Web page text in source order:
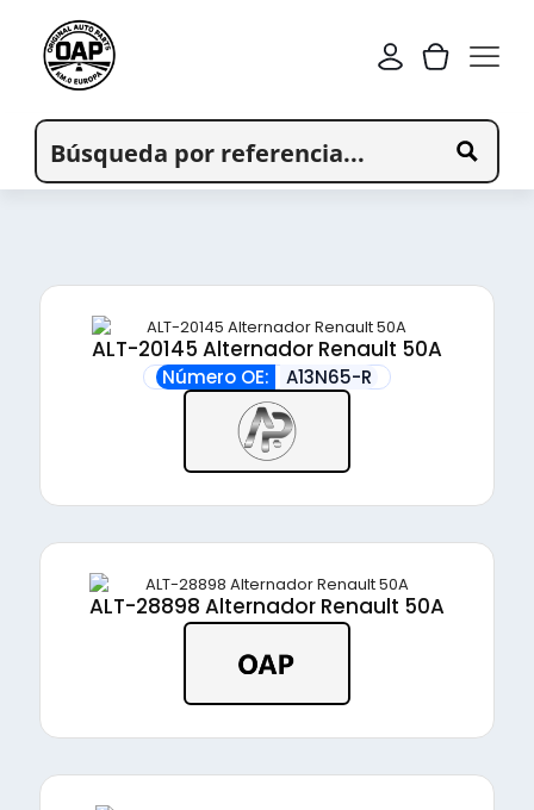
ALT-20145 Alternador Renault 50A
Número OE: A13N65-R
ALT-28898 Alternador Renault 50A